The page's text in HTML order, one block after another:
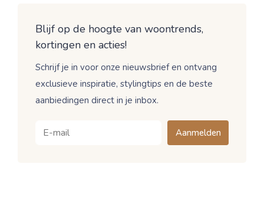
Blijf op de hoogte van woontrends,
kortingen en acties!
Schrijf je in voor onze nieuwsbrief en ontvang
exclusieve inspiratie, stylingtips en de beste
aanbiedingen direct in je inbox.
Aanmelden